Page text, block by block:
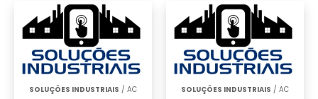
SOLUÇÕES INDUSTRIAIS / AC SOLUÇÕES INDUSTRIAIS / AC